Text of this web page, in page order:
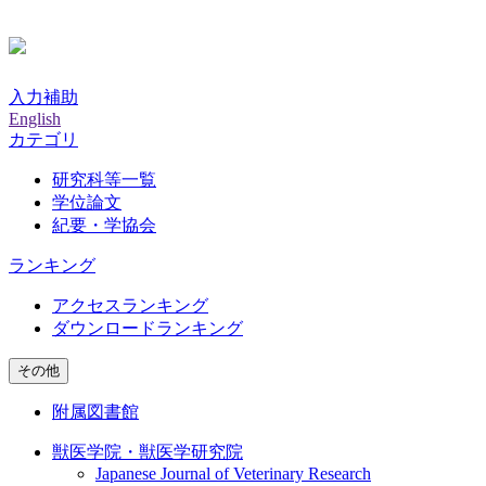
入力補助
English
カテゴリ
研究科等一覧
学位論文
紀要・学協会
ランキング
アクセスランキング
ダウンロードランキング
その他
附属図書館
獣医学院・獣医学研究院
Japanese Journal of Veterinary Research